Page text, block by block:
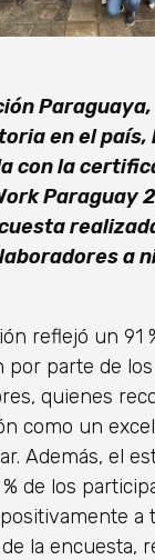
en el país,
con la
Paraguay
a
reflejó un 91
por parte de los
quienes
como un
Además, el
de los
a
la encuesta,